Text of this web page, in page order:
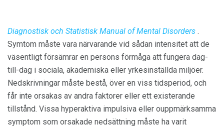
Diagnostisk och Statistisk Manual of Mental Disorders .
Symtom måste vara närvarande vid sådan intensitet att de
väsentligt försämrar en persons förmåga att fungera dag-
till-dag i sociala, akademiska eller yrkesinställda miljöer.
Nedskrivningar måste bestå, över en viss tidsperiod, och
får inte orsakas av andra faktorer eller ett existerande
tillstånd. Vissa hyperaktiva impulsiva eller ouppmärksamma
symptom som orsakade nedsättning måste ha varit